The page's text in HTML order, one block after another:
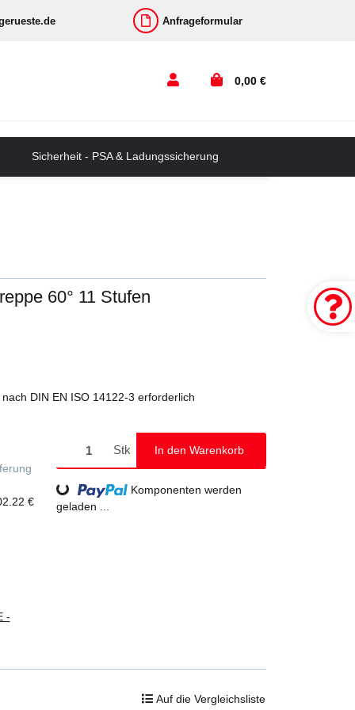
Anfrageformular
0,00 €
Sicherheit - PSA & Ladungssicherung
60° 11 Stufen
DIN EN ISO 14122-3 erforderlich
€
-
Stk In den Warenkorb
Loading...
Komponenten werden
geladen ...
Auf die Vergleichsliste